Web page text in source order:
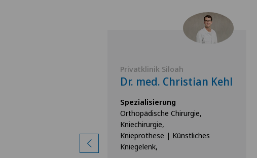
Privatklinik Siloah
Dr. med. Christian Kehl
Spezialisierung
Orthopädische Chirurgie,
Kniechirurgie,
Knieprothese | Künstliches
Kniegelenk,